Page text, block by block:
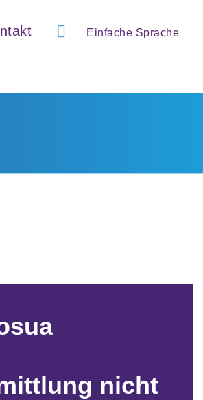
Einfache Sprache
nicht